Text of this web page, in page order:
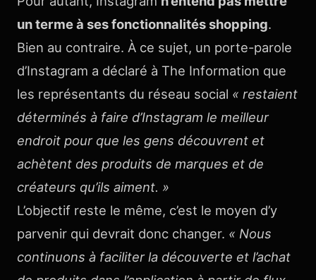
un terme à ses fonctionnalités shopping.
Bien au contraire. À ce sujet, un porte-parole
d’Instagram a déclaré à The Information que
les représentants du réseau social « restaient
déterminés à faire d’Instagram le meilleur
endroit pour que les gens découvrent et
achètent des produits de marques et de
créateurs qu’ils aiment. »
L’objectif reste le même, c’est le moyen d’y
parvenir qui devrait donc changer. « Nous
continuons à faciliter la découverte et l’achat